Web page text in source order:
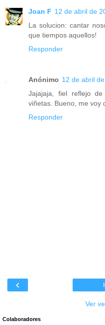
Joan F 12 de abril de
La solucion: cantar
que tiempos aquellos!
Responder
Anónimo 12 de abril
Jajajaja, fiel reflejo
viñetas. Bueno, me voy
Responder
‹
Ver
Colaboradores